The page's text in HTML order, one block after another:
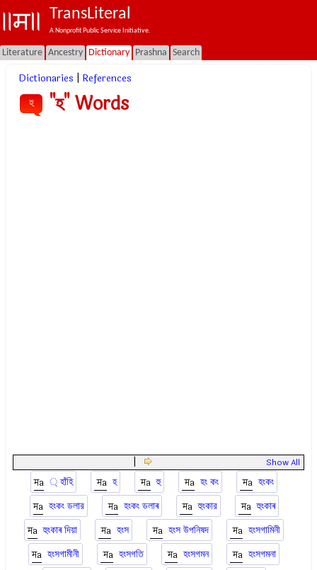
TransLiteral
A Nonprofit Public Service Initiative.
Literature Ancestry Dictionary Prashna Search
Dictionaries References
হ "হ" Words
Show All
্ হাঁহি হ হু হং কং
হংকং
হংকং ডলার
হংকং ডলাৰ হুংকার
হুংকাৰ
হুংকাৰ দিয়া
হংস হংস উপনিষদ
হংসগামিনী
হংসগামীনী
হংসগতি হংসগমন
হংসগমনা